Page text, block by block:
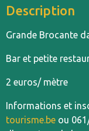
Description
Grande Brocante
Bar et petite
2 euros/ mètre
Informations et
tourisme.be ou